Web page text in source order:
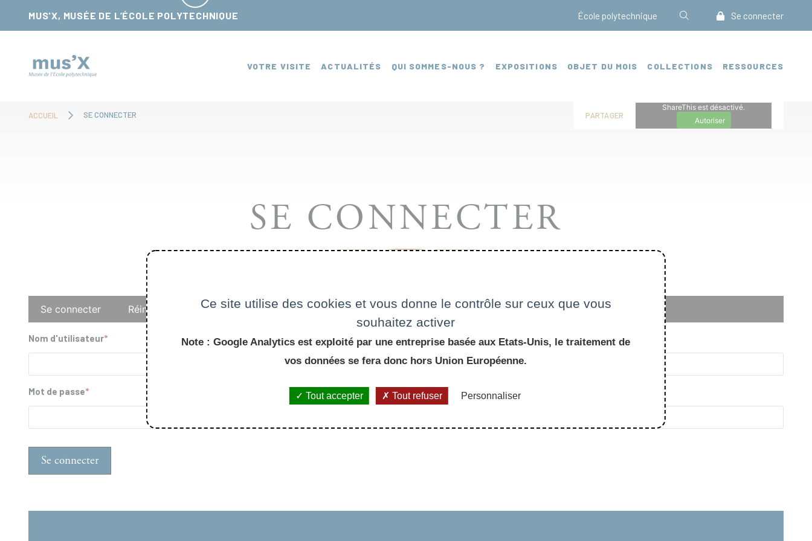
MUS'X, MUSÉE DE L’ÉCOLE POLYTECHNIQUE École polytechnique Se connecter
VOTRE VISITE ACTUALITÉS QUI SOMMES-NOUS ? EXPOSITIONS OBJET DU MOIS COLLECTIONS RESSOURCES
ACCUEIL SE CONNECTER PARTAGER
ShareThis est désactivé.
Autoriser
SE CONNECTER
Onglets
principaux
Se connecter Réinitialiser votre mot de passe
Nom d'utilisateur
Mot de passe
Ce site utilise des cookies et vous donne le contrôle sur ceux que vous
souhaitez activer
Note : Google Analytics est exploité par une entreprise basée aux Etats-Unis, le traitement de
vos données se fera donc hors Union Européenne.
Tout accepter Tout refuser Personnaliser